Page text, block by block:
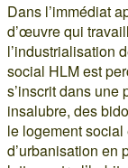
Dans l’immédiat
d’œuvre qui
l’industrialisation
social HLM est
s’inscrit dans une
insalubre, des
le logement
d’urbanisation en